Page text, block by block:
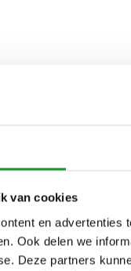
van cookies
en
Ook delen we
Deze partners